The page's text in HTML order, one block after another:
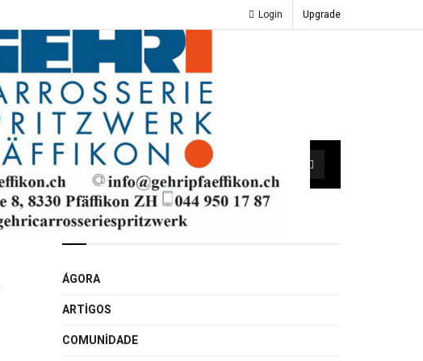
Login Upgrade
ASSINATURA
Browse by Category
ÁGORA
ARTIGOS
COMUNIDADE